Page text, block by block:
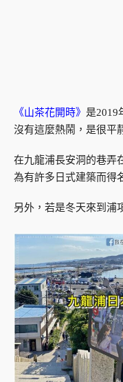
《山茶花開時》 是2019
沒有這麼熱鬧，是很平
在九龍浦長安洞的巷弄
為有許多日式建築而得
另外，若是冬天來到浦